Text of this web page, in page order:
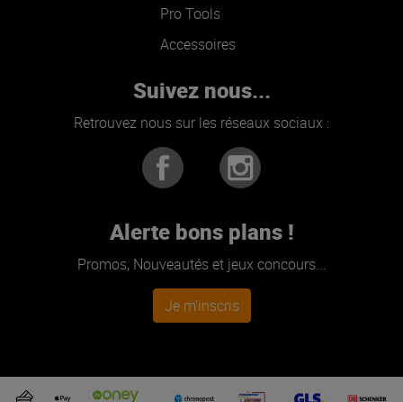
Pro Tools
Accessoires
Suivez nous...
Retrouvez nous sur les réseaux sociaux :
Alerte bons plans !
Promos, Nouveautés et jeux concours...
Je m'inscris